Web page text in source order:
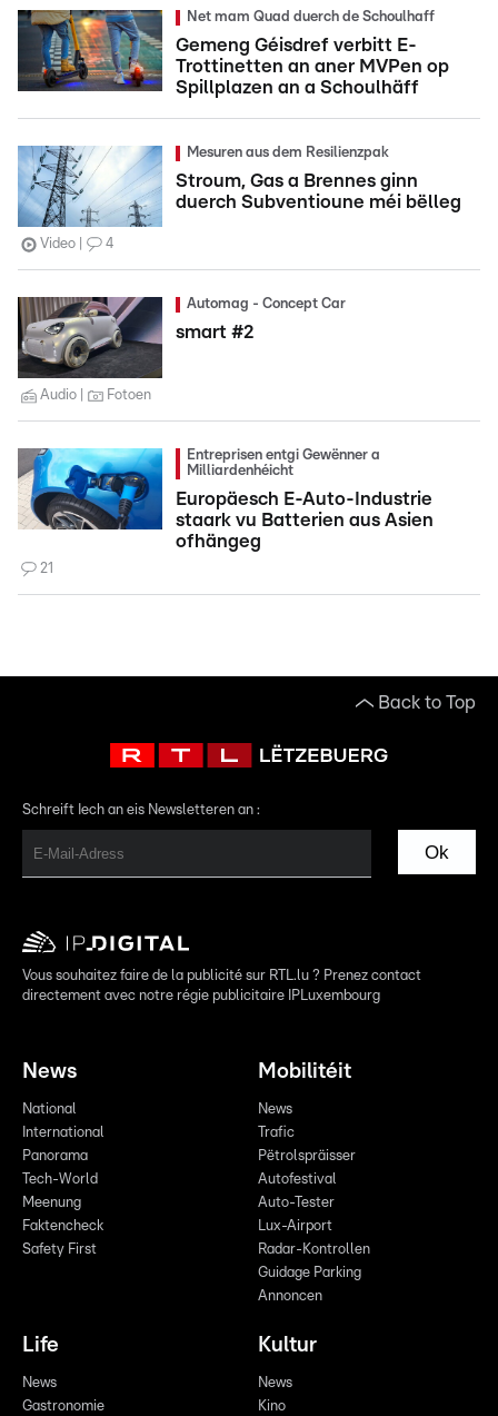
Net mam Quad duerch de Schoulhaff
Gemeng Géisdref verbitt E-
Trottinetten an aner MVPen op
Spillplazen an a Schoulhäff
Mesuren aus dem Resilienzpak
Stroum, Gas a Brennes ginn
duerch Subventioune méi bëlleg
Video 4
Automag - Concept Car
smart #2
Audio Fotoen
Entreprisen entgi Gewënner a
Milliardenhéicht
Europäesch E-Auto-Industrie
staark vu Batterien aus Asien
ofhängeg
21
Back to Top
Schreift Iech an eis Newsletteren an :
Ok
Vous souhaitez faire de la publicité sur RTL.lu ? Prenez contact
directement avec notre régie publicitaire IPLuxembourg
News
National
International
Panorama
Tech-World
Meenung
Faktencheck
Safety First
Mobilitéit
News
Trafic
Pëtrolspräisser
Autofestival
Auto-Tester
Lux-Airport
Radar-Kontrollen
Guidage Parking
Annoncen
Life
News
Gastronomie
Kultur
News
Kino